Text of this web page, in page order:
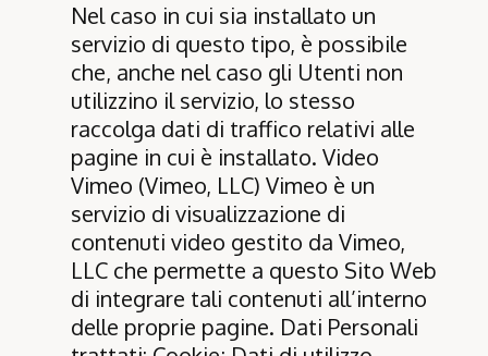
Nel caso in cui sia installato un
servizio di questo tipo, è possibile
che, anche nel caso gli Utenti non
utilizzino il servizio, lo stesso
raccolga dati di traffico relativi alle
pagine in cui è installato. Video
Vimeo (Vimeo, LLC) Vimeo è un
servizio di visualizzazione di
contenuti video gestito da Vimeo,
LLC che permette a questo Sito Web
di integrare tali contenuti all’interno
delle proprie pagine. Dati Personali